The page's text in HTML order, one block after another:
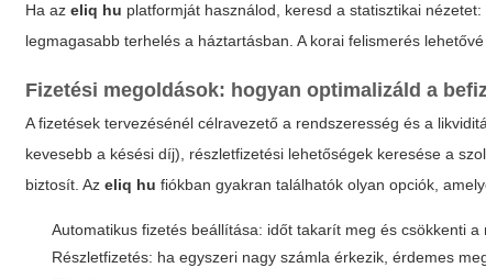
Ha azeliq hu platformját használod, keresd a statisztikai
legmagasabb terhelés a háztartásban. A korai felismerés
Fizetési megoldások: hogyan optimalizáld a
A fizetések tervezésénél célravezető a rendszeresség és a
kevesebb a késési díj), részletfizetési lehetőségek keresése a
biztosít. Azeliq hu fiókban gyakran találhatók olyan opciók,
Automatikus fizetés beállítása: időt takarít meg és csökkenti a
Részletfizetés: ha egyszeri nagy számla érkezik, érdemes